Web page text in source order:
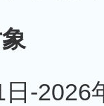
2026